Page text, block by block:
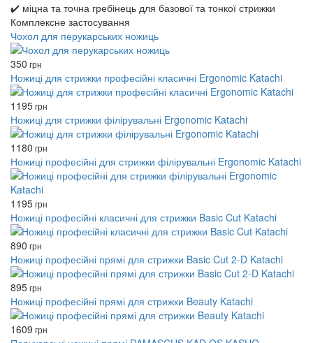
✔️ міцна та точна гребінець для базової та тонкої стрижки
Комплексне застосування
Чохол для перукарських ножиць
350 грн
Ножиці для стрижки професійні класичні Ergonomic Katachi
1195грн
Ножиці для стрижки філірувальні Ergonomic Katachi
1180 грн
Ножиці професійні для стрижки філірувальні Ergonomic Katachi
1195грн
Ножиці професійні класичні для стрижки Basic Cut Katachi
890 грн
Ножиці професійні прямі для стрижки Basic Cut 2-D Katachi
895грн
Ножиці професійні прямі для стрижки Beauty Katachi
1609 грн